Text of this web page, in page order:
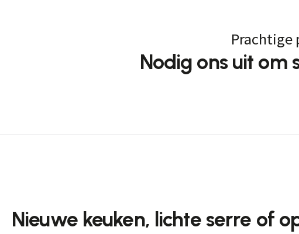
Prachtige
Nodig ons uit
Nieuwe keuken, lichte serre of